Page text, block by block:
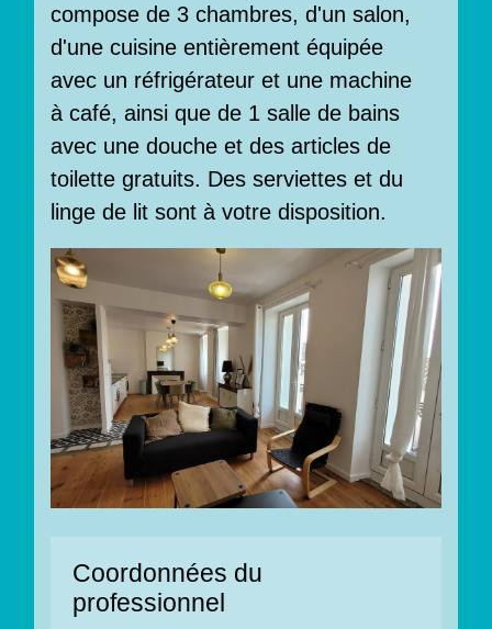
compose de 3 chambres, d'un salon,
d'une cuisine entièrement équipée
avec un réfrigérateur et une machine
à café, ainsi que de 1 salle de bains
avec une douche et des articles de
toilette gratuits. Des serviettes et du
linge de lit sont à votre disposition.
Coordonnées du
professionnel